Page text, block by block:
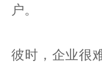
户。
彼时，企业很